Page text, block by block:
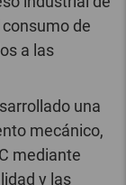
consumo de
a las
una
mecánico,
mediante
y las